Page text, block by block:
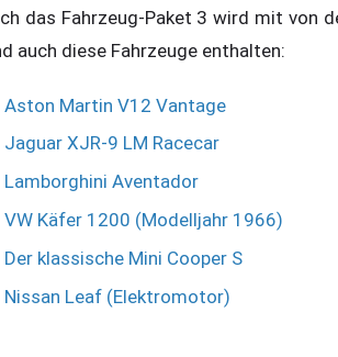
das Fahrzeug-Paket 3 wird mit von
auch diese Fahrzeuge enthalten:
Aston Martin V12 Vantage
Jaguar XJR-9 LM Racecar
Lamborghini Aventador
VW Käfer 1200 (Modelljahr 1966)
Der klassische Mini Cooper S
Nissan Leaf (Elektromotor)